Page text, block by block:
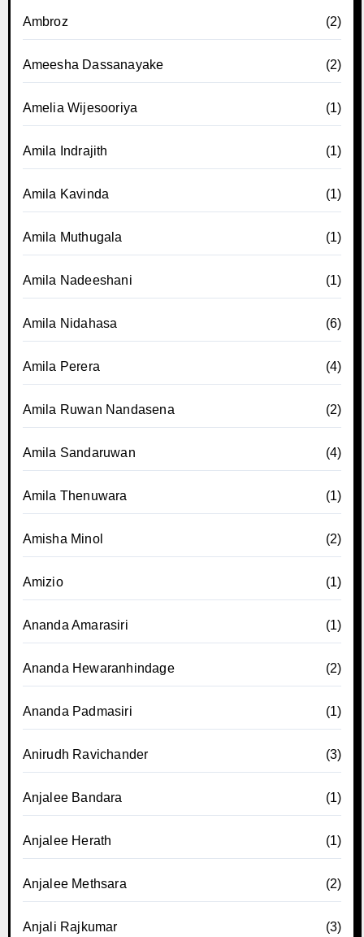
Ambroz (2)
Ameesha Dassanayake (2)
Amelia Wijesooriya (1)
Amila Indrajith (1)
Amila Kavinda (1)
Amila Muthugala (1)
Amila Nadeeshani (1)
Amila Nidahasa (6)
Amila Perera (4)
Amila Ruwan Nandasena (2)
Amila Sandaruwan (4)
Amila Thenuwara (1)
Amisha Minol (2)
Amizio (1)
Ananda Amarasiri (1)
Ananda Hewaranhindage (2)
Ananda Padmasiri (1)
Anirudh Ravichander (3)
Anjalee Bandara (1)
Anjalee Herath (1)
Anjalee Methsara (2)
Anjali Rajkumar (3)